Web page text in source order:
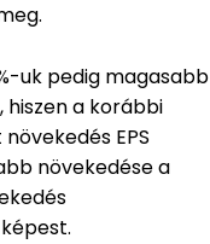
uk pedig magasabb
a korábbi
EPS
növekedése a